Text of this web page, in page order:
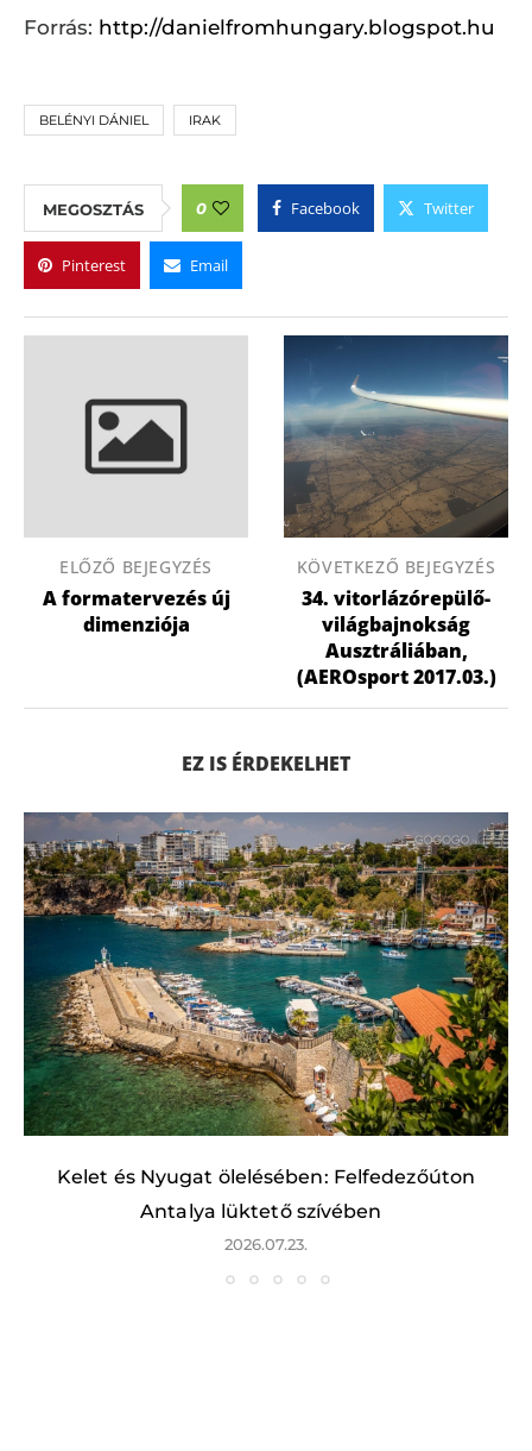
Forrás: http://danielfromhungary.blogspot.hu
BELÉNYI DÁNIEL IRAK
MEGOSZTÁS 0 Facebook Twitter
Pinterest Email
ELŐZŐ BEJEGYZÉS
A formatervezés új
dimenziója
KÖVETKEZŐ BEJEGYZÉS
34. vitorlázórepülő-
világbajnokság
Ausztráliában,
(AEROsport 2017.03.)
EZ IS ÉRDEKELHET
Kelet és Nyugat ölelésében: Felfedezőúton
Antalya lüktető szívében
2026.07.23.